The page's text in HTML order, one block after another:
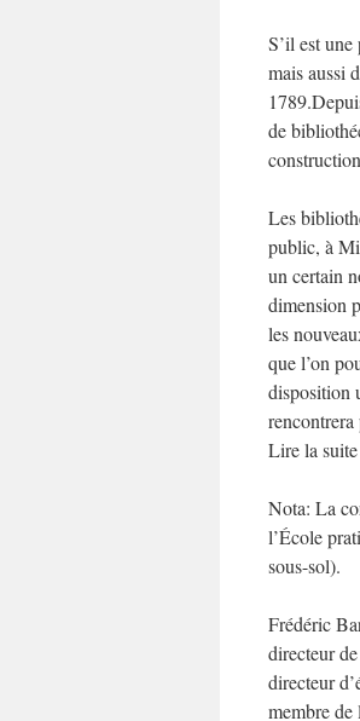
S’il est
mais aussi
de
Les
public, à
un certain
dimension
les
que l’on
disposition
Lire la
Nota: La
l’École
sous-sol).
Frédéric
directeur
directeur
membre de